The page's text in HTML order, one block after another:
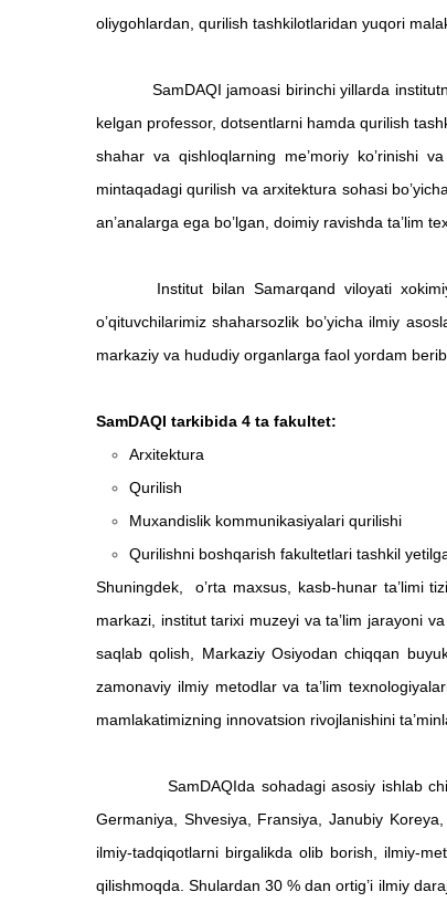
oliygohlardan, qurilish tashkilotlaridan yuqori
SamDAQI jamoasi birinchi yillarda institutning
kelgan professor, dotsentlarni hamda qurilish
shahar va qishloqlarning me’moriy ko’rinishi
mintaqadagi qurilish va arxitektura sohasi
an’analarga ega bo’lgan, doimiy ravishda ta’lim
Institut bilan Samarqand viloyati xokimiyati,
o’qituvchilarimiz shaharsozlik bo’yicha ilmiy
markaziy va hududiy organlarga faol yordam
SamDAQI tarkibida 4 ta fakultet:
Arxitektura
Qurilish
Muxandislik kommunikasiyalari qurilishi
Qurilishni boshqarish fakultetlari tashkil
Shuningdek, o’rta maxsus, kasb-hunar ta’limi
markazi, institut tarixi muzeyi va ta’lim jarayoni
saqlab qolish, Markaziy Osiyodan chiqqan
zamonaviy ilmiy metodlar va ta’lim
mamlakatimizning innovatsion rivojlanishini
SamDAQIda sohadagi asosiy ishlab
Germaniya, Shvesiya, Fransiya, Janubiy
ilmiy-tadqiqotlarni birgalikda olib borish, ilmiy-
qilishmoqda. Shulardan 30 % dan ortig’i ilmiy